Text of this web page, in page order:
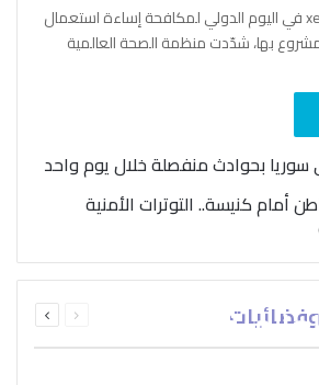
آفرين علو ـ xeber24.net في اليوم الدولي لمكافحة إساءة استعمال
بها، شدّدت منظمة الصحة العالمية
كنيسة.. التوترات الأمنية
الصفحةالصفحة
الدولي..
تؤكد
نهج متكامل